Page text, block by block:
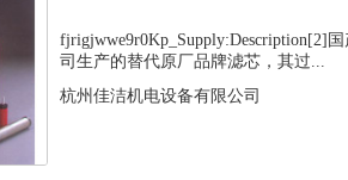
fjrigjwwe9r0Kp_Supply:Description[2]
司生产的替代原厂品牌滤芯，其过...
杭州佳洁机电设备有限公司